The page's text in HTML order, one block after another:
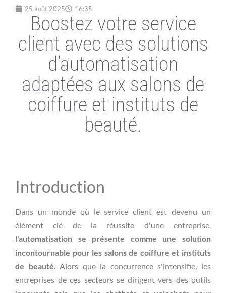
25 août 2025 16:35
Boostez votre service
client avec des solutions
d’automatisation
adaptées aux salons de
coiffure et instituts de
beauté.
Introduction
Dans un monde où le service client est devenu un
élément clé de la réussite d'une entreprise,
l'automatisation se présente comme une solution
incontournable pour les salons de coiffure et instituts
de beauté . Alors que la concurrence s'intensifie, les
entreprises de ces secteurs se dirigent vers des outils